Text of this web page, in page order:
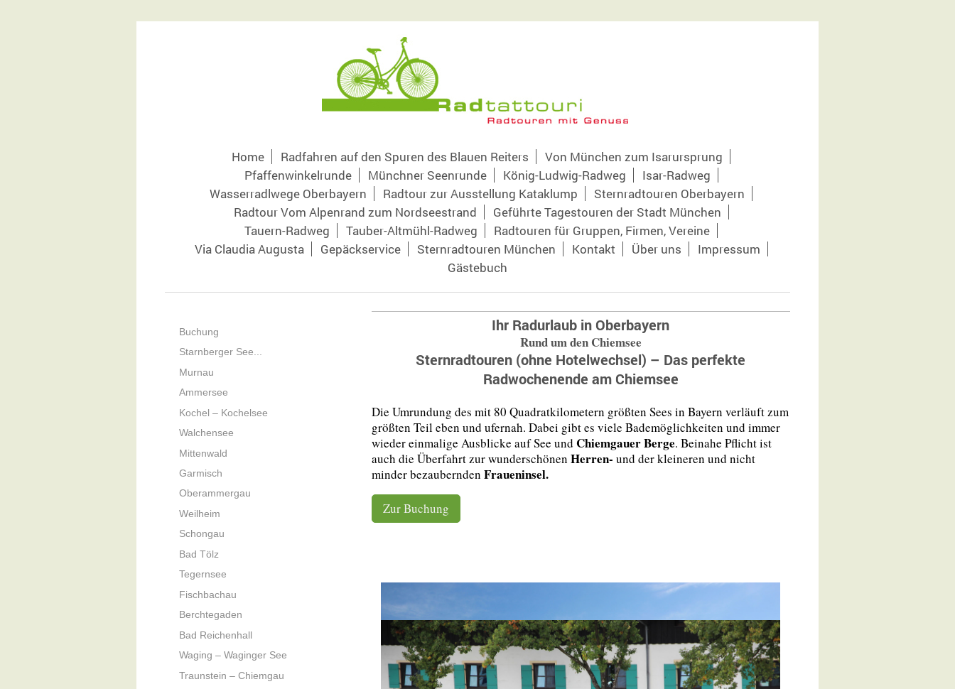
Home Radfahren auf den Spuren des Blauen Reiters
Von München zum Isarursprung
Pfaffenwinkelrunde
Münchner Seenrunde König-Ludwig-Radweg
Isar-Radweg
Wasserradlwege Oberbayern
Radtour zur Ausstellung Kataklump
Sternradtouren Oberbayern
Radtour Vom Alpenrand zum Nordseestrand
Geführte Tagestouren der Stadt München
Tauern-Radweg
Tauber-Altmühl-Radweg
Radtouren für Gruppen, Firmen, Vereine
Via Claudia Augusta
Gepäckservice Sternradtouren München Kontakt Über uns
Impressum
Gästebuch
Ihr Radurlaub in Oberbayern
Rund um den Chiemsee
Sternradtouren (ohne Hotelwechsel) – Das perfekte
Radwochenende am Chiemsee
Die Umrundung des mit 80 Quadratkilometern größten Sees in Bayern verläuft zum
größten Teil eben und ufernah. Dabei gibt es viele Bademöglichkeiten und immer
wieder einmalige Ausblicke auf See und Chiemgauer Berge. Beinahe Pflicht ist
auch die Überfahrt zur wunderschönen Herren- und der kleineren und nicht
minder bezaubernden Fraueninsel.
Zur Buchung
Buchung
Starnberger See...
Murnau
Ammersee
Kochel – Kochelsee
Walchensee
Mittenwald
Garmisch
Oberammergau
Weilheim
Schongau
Bad Tölz
Tegernsee
Fischbachau
Berchtegaden
Bad Reichenhall
Waging – Waginger See
Traunstein – Chiemgau